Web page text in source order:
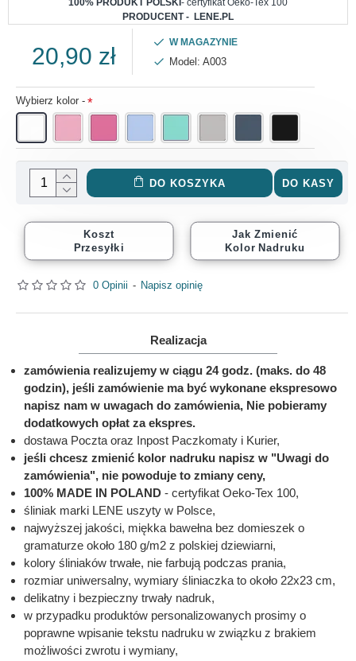
100% PRODUKT POLSKI - certyfikat Oeko-Tex 100
PRODUCENT - LENE.PL
0 Opinii - Napisz opinię
20,90 zł
W MAGAZYNIE
Model: A003
Wybierz kolor -
DO KOSZYKA DO KASY
Koszt
Przesyłki
Jak Zmienić
Kolor Nadruku
Realizacja
zamówienia realizujemy w ciągu 24 godz. (maks. do 48
godzin), jeśli zamówienie ma być wykonane ekspresowo
napisz nam w uwagach do zamówienia, Nie pobieramy
dodatkowych opłat za ekspres.
dostawa Poczta oraz Inpost Paczkomaty i Kurier,
jeśli chcesz zmienić kolor nadruku napisz w "Uwagi do
zamówienia", nie powoduje to zmiany ceny,
100% MADE IN POLAND - certyfikat Oeko-Tex 100,
śliniak marki LENE uszyty w Polsce,
najwyższej jakości, miękka bawełna bez domieszek o
gramaturze około 180 g/m2 z polskiej dziewiarni,
kolory śliniaków trwałe, nie farbują podczas prania,
rozmiar uniwersalny, wymiary śliniaczka to około 22x23 cm,
delikatny i bezpieczny trwały nadruk,
w przypadku produktów personalizowanych prosimy o
poprawne wpisanie tekstu nadruku w związku z brakiem
możliwości zwrotu i wymiany,